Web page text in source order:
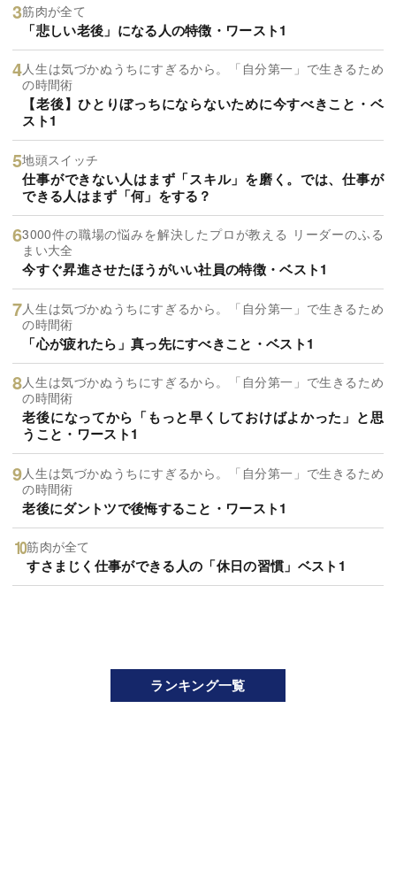
筋肉が全て
「悲しい老後」になる人の特徴・ワースト1
人生は気づかぬうちにすぎるから。「自分第一」で生きるため
の時間術
【老後】ひとりぼっちにならないために今すべきこと・ベ
スト1
地頭スイッチ
仕事ができない人はまず「スキル」を磨く。では、仕事が
できる人はまず「何」をする？
3000件の職場の悩みを解決したプロが教える リーダーのふる
まい大全
今すぐ昇進させたほうがいい社員の特徴・ベスト1
人生は気づかぬうちにすぎるから。「自分第一」で生きるため
の時間術
「心が疲れたら」真っ先にすべきこと・ベスト1
人生は気づかぬうちにすぎるから。「自分第一」で生きるため
の時間術
老後になってから「もっと早くしておけばよかった」と思
うこと・ワースト1
人生は気づかぬうちにすぎるから。「自分第一」で生きるため
の時間術
老後にダントツで後悔すること・ワースト1
筋肉が全て
すさまじく仕事ができる人の「休日の習慣」ベスト1
ランキング一覧